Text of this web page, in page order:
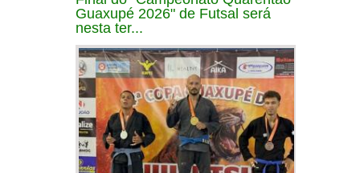
Guaxupé 2026" de Futsal será
nesta ter...